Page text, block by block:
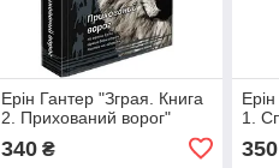
Ерін Гантер "Зграя. Книга
2. Прихований ворог"
340₴
1.
350